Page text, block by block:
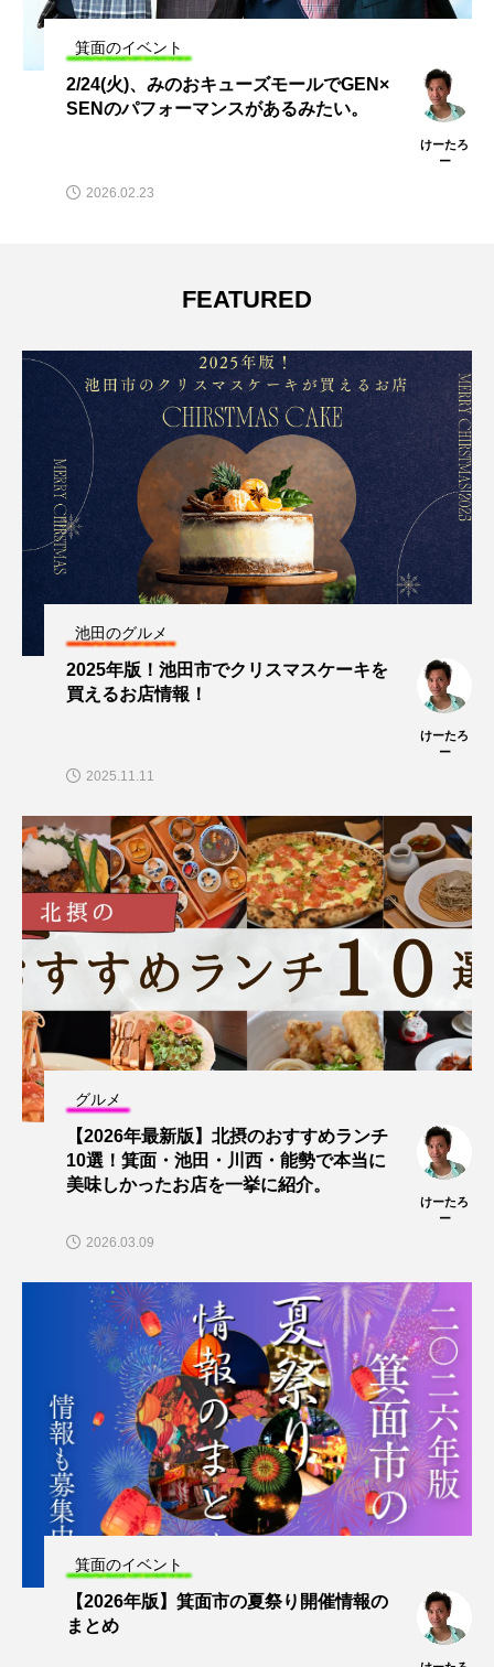
箕面のイベント
2/24(火)、みのおキューズモールでGEN×
SENのパフォーマンスがあるみたい。
2026.02.23
FEATURED
池田のグルメ
2025年版！池田市でクリスマスケーキを
買えるお店情報！
けーたろ
ー
2025.11.11
グルメ
【2026年最新版】北摂のおすすめランチ
10選！箕面・池田・川西・能勢で本当に
美味しかったお店を一挙に紹介。
けーたろ
ー
2026.03.09
箕面のイベント
【2026年版】箕面市の夏祭り開催情報の
まとめ